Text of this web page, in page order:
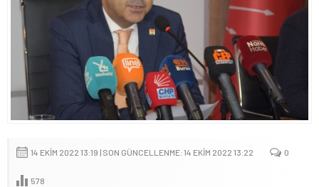
14 EKIM 2022 13:19 | SON GÜNCELLENME: 14 EKIM 2022 13:22 0
578